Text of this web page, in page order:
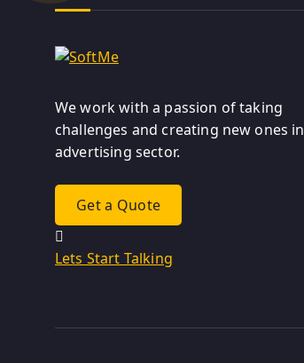
We work with a passion of taking
challenges and creating new ones in
advertising sector.
Get a Quote
Lets Start Talking